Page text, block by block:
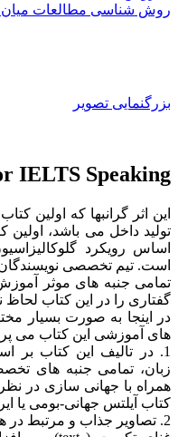
روش شناسی مطالعات میان
بزرگنمایی تصویر
IELTS Speaking
این اثر گرانبها که اولین
تولید داخل می باشد، اولین
اساس رویکرد
است. تیم تخصصی
تمامی جنبه های موثر
گفتاری را در این کتاب لحاظ
در اینجا به صورت بسیار
های آموزشی این کتاب می
1. در تالیف این کتاب بر
زبان، تمامی جنبه های
همراه با جهانی سازی در
کتاب آیلتس جهانی-بومی یا